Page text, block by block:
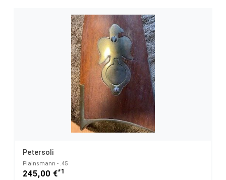
Petersoli
Plainsmann - .45
245,00 €*1